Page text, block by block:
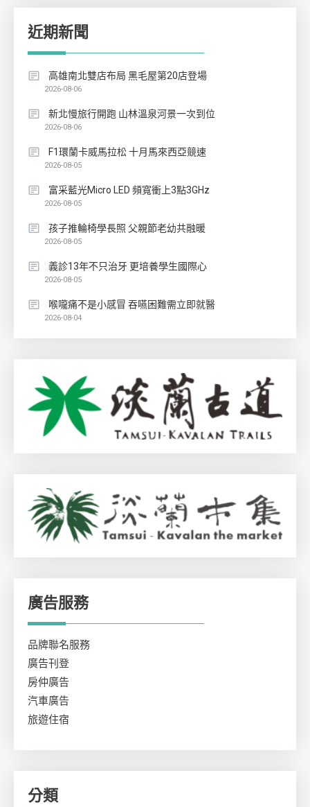
近期新聞
高雄南北雙店布局 黑毛屋第20店登場
2026-08-06
新北慢旅行開跑 山林溫泉河景一次到位
2026-08-06
F1環蘭卡威馬拉松 十月馬來西亞競速
2026-08-05
富采藍光Micro LED 頻寬衝上3點3GHz
2026-08-05
孩子推輪椅學長照 父親節老幼共融暖
2026-08-05
義診13年不只治牙 更培養學生國際心
2026-08-05
喉嚨痛不是小感冒 吞嚥困難需立即就醫
2026-08-04
廣告服務
品牌聯名服務
廣告刊登
房仲廣告
汽車廣告
旅遊住宿
分類